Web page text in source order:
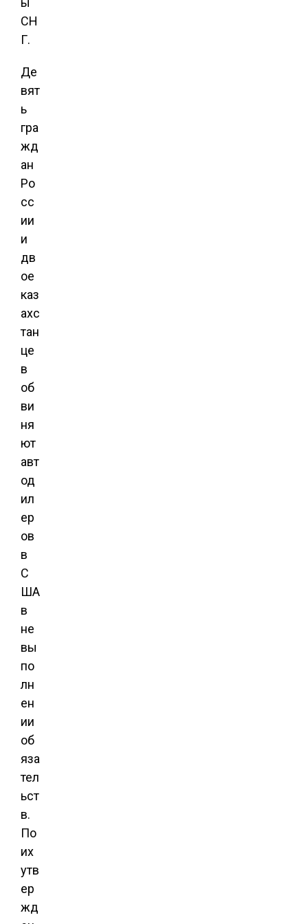
СН
Г.
Де
вят
ь
гра
жд
ан
Ро
сс
ии
и
дв
ое
каз
ахс
тан
це
в
об
ви
ня
ют
авт
од
ил
ер
ов
в
С
ША
в
не
вы
по
лн
ен
ии
об
яза
тел
ьст
в.
По
их
утв
ер
жд